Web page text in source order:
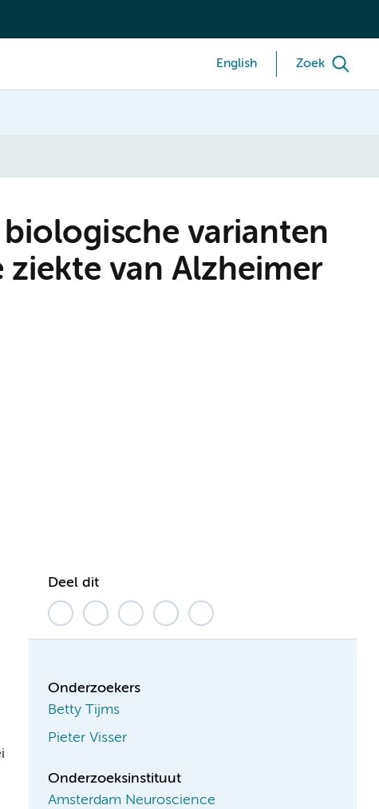
English Zoek
varianten
van Alzheimer
Deel dit
Onderzoekers
Betty Tijms
Pieter Visser
Onderzoeksinstituut
Amsterdam Neuroscience